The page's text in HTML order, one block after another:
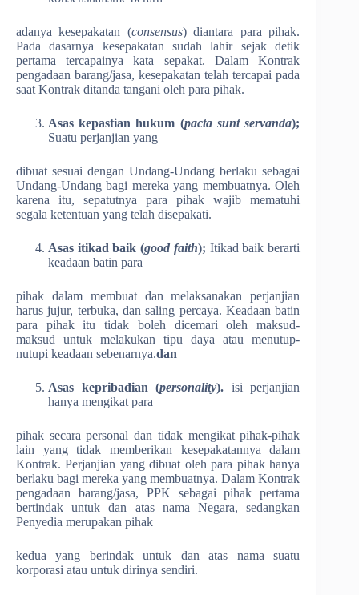
adanya kesepakatan (consensus) diantara para pihak.
Pada dasarnya kesepakatan sudah lahir sejak detik
pertama tercapainya kata sepakat. Dalam Kontrak
pengadaan barang/jasa, kesepakatan telah tercapai pada
saat Kontrak ditanda tangani oleh para pihak.
Asas kepastian hukum (pacta sunt servanda);
Suatu perjanjian yang
dibuat sesuai dengan Undang-Undang berlaku sebagai
Undang-Undang bagi mereka yang membuatnya. Oleh
karena itu, sepatutnya para pihak wajib mematuhi
segala ketentuan yang telah disepakati.
Asas itikad baik (good faith); Itikad baik berarti
keadaan batin para
pihak dalam membuat dan melaksanakan perjanjian
harus jujur, terbuka, dan saling percaya. Keadaan batin
para pihak itu tidak boleh dicemari oleh maksud-
maksud untuk melakukan tipu daya atau menutup-
nutupi keadaan sebenarnya.dan
Asas kepribadian (personality). isi perjanjian
hanya mengikat para
pihak secara personal dan tidak mengikat pihak-pihak
lain yang tidak memberikan kesepakatannya dalam
Kontrak. Perjanjian yang dibuat oleh para pihak hanya
berlaku bagi mereka yang membuatnya. Dalam Kontrak
pengadaan barang/jasa, PPK sebagai pihak pertama
bertindak untuk dan atas nama Negara, sedangkan
Penyedia merupakan pihak
kedua yang berindak untuk dan atas nama suatu
korporasi atau untuk dirinya sendiri.